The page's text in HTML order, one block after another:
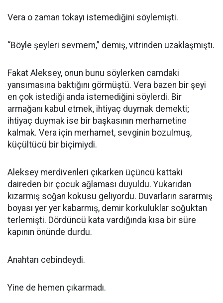
Vera o zaman tokayı istemediğini söylemişti.
“Böyle şeyleri sevmem,” demiş, vitrinden uzaklaşmıştı.
Fakat Aleksey, onun bunu söylerken camdaki
yansımasına baktığını görmüştü. Vera bazen bir şeyi
en çok istediği anda istemediğini söylerdi. Bir
armağanı kabul etmek, ihtiyaç duymak demekti;
ihtiyaç duymak ise bir başkasının merhametine
kalmak. Vera için merhamet, sevginin bozulmuş,
küçültücü bir biçimiydi.
Aleksey merdivenleri çıkarken üçüncü kattaki
daireden bir çocuk ağlaması duyuldu. Yukarıdan
kızarmış soğan kokusu geliyordu. Duvarların sararmış
boyası yer yer kabarmış, demir korkuluklar soğuktan
terlemişti. Dördüncü kata vardığında kısa bir süre
kapının önünde durdu.
Anahtarı cebindeydi.
Yine de hemen çıkarmadı.